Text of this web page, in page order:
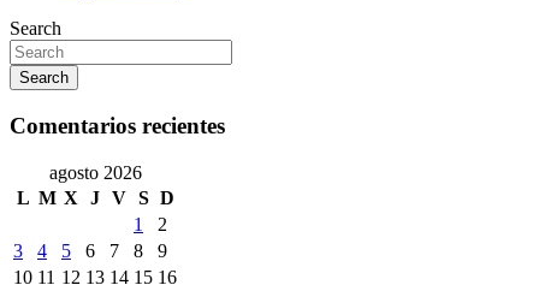
Search
Search
Comentarios recientes
agosto 2026
L M X J V S D
1
2
3
4 5 6 7 8
9
10 11 12 13 14 15 16